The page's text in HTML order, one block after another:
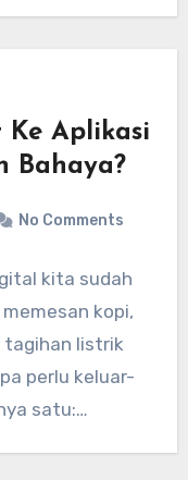
Ke Aplikasi
Bahaya?
No Comments
kita sudah
kopi,
tagihan listrik
perlu keluar-
satu: